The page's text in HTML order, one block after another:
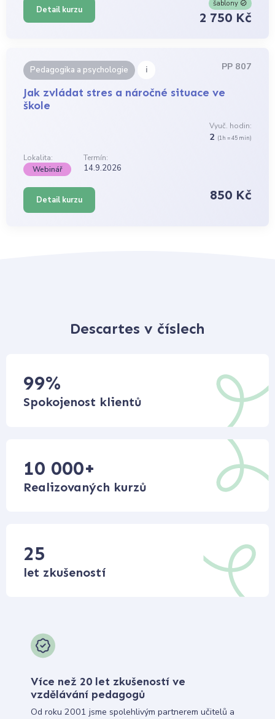
Detail kurzu
šablony
2 750 Kč
Pedagogika a psychologie i PP 807
Jak zvládat stres a náročné situace ve
škole
Vyuč. hodin:
2 (1h = 45 min)
Lokalita:
Termín:
Webinář
14.9.2026
Detail kurzu 850 Kč
Descartes v číslech
99%
Spokojenost klientů
10 000+
Realizovaných kurzů
25
let zkušeností
Více než 20 let zkušeností ve
vzdělávání pedagogů
Od roku 2001 jsme spolehlivým partnerem učitelů a